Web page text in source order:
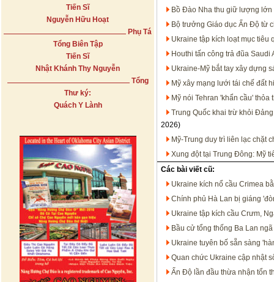
Tiến Sĩ
Nguyễn Hữu Hoạt
Phụ Tá
Tổng Biên Tập
Tiến Sĩ
Nhật Khánh Thy Nguyễn
Tổng
Thư ký:
Quách Y Lành
Bồ Đào Nha thu giữ lượng
Bộ trưởng Giáo dục Ấn Độ từ
Ukraine tập kích loạt mục tiêu
Houthi tấn công trả đũa
Ukraine-Mỹ bắt tay xây dựng
Mỹ xây mạng lưới tái chế đất
Mỹ nói Tehran 'khẩn cầu'
Trung Quốc khai trừ khỏi
2026)
Mỹ-Trung duy trì liên lạc chặt
Xung đột tại Trung Đông: Mỹ
Các bài viết cũ:
Ukraine kích nổ cầu Crimea
Chính phủ Hà Lan bị giáng
Ukraine tập kích cầu Crưm,
Bầu cử tổng thống Ba Lan
Ukraine tuyên bố sẵn sàng
Quan chức Ukraine cập nhật
Ấn Độ lần đầu thừa nhận tổn